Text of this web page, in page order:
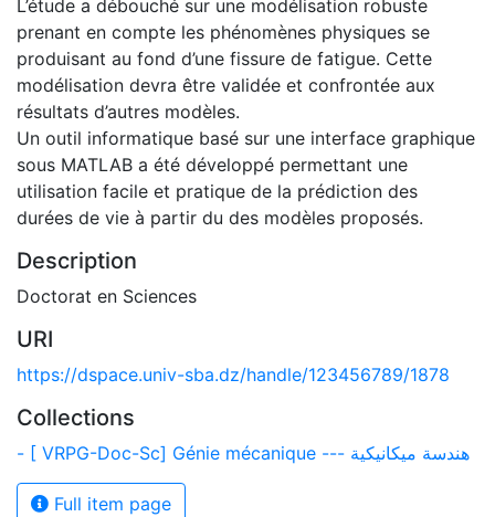
L’étude a débouché sur une modélisation robuste
prenant en compte les phénomènes physiques se
produisant au fond d’une fissure de fatigue. Cette
modélisation devra être validée et confrontée aux
résultats d’autres modèles.
Un outil informatique basé sur une interface graphique
sous MATLAB a été développé permettant une
utilisation facile et pratique de la prédiction des
durées de vie à partir du des modèles proposés.
Description
Doctorat en Sciences
URI
https://dspace.univ-sba.dz/handle/123456789/1878
Collections
- [ VRPG-Doc-Sc] Génie mécanique --- هندسة ميكانيكية
Full item page